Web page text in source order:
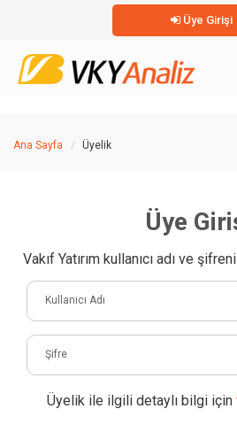
Üye Girişi
Ana Sayfa Üyelik
Üye
Vakıf Yatırım kullanıcı adı ve
Üyelik ile ilgili detaylı bilgi için